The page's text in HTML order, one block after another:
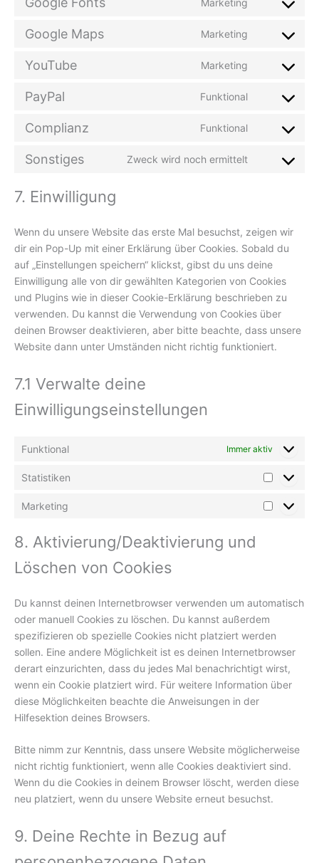
service
Marketing
Consent
service
Google Maps Marketing
Consent
service
maps
YouTube Marketing
Consent
service
PayPal Funktional
Consent
service
Complianz Funktional
Consent
service
Sonstiges Zweck wird noch ermittelt
Consent
7. Einwilligung
Wenn du unsere Website das erste Mal besuchst, zeigen wir
dir ein Pop-Up mit einer Erklärung über Cookies. Sobald du
auf „Einstellungen speichern“ klickst, gibst du uns deine
Einwilligung alle von dir gewählten Kategorien von Cookies
und Plugins wie in dieser Cookie-Erklärung beschrieben zu
verwenden. Du kannst die Verwendung von Cookies über
deinen Browser deaktivieren, aber bitte beachte, dass unsere
Website dann unter Umständen nicht richtig funktioniert.
7.1 Verwalte deine
Einwilligungseinstellungen
Funktional Immer aktiv
Statistiken
Marketing
Marketing
8. Aktivierung/Deaktivierung und
Löschen von Cookies
Du kannst deinen Internetbrowser verwenden um automatisch
oder manuell Cookies zu löschen. Du kannst außerdem
spezifizieren ob spezielle Cookies nicht platziert werden
sollen. Eine andere Möglichkeit ist es deinen Internetbrowser
derart einzurichten, dass du jedes Mal benachrichtigt wirst,
wenn ein Cookie platziert wird. Für weitere Information über
diese Möglichkeiten beachte die Anweisungen in der
Hilfesektion deines Browsers.
Bitte nimm zur Kenntnis, dass unsere Website möglicherweise
nicht richtig funktioniert, wenn alle Cookies deaktiviert sind.
Wenn du die Cookies in deinem Browser löscht, werden diese
neu platziert, wenn du unsere Website erneut besuchst.
9. Deine Rechte in Bezug auf